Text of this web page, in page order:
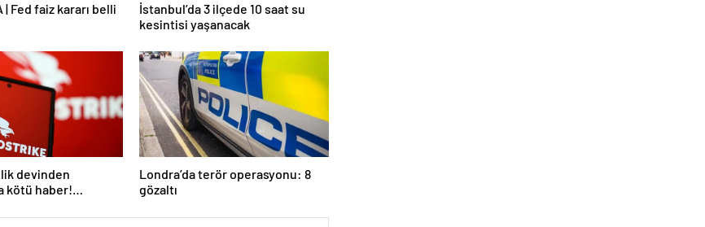
| Fed faiz kararı belli
İstanbul’da 3 ilçede 10 saat su
kesintisi yaşanacak
devinden
kötü haber!
Londra’da terör operasyonu: 8
gözaltı